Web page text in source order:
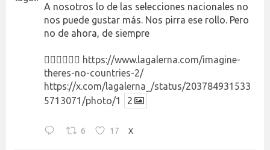
A nosotros lo de las selecciones nacionales no
nos puede gustar más. Nos pirra ese rollo. Pero
no de ahora, de siempre
👉🏻👉🏻👉🏻 https://www.lagalerna.com/imagine-
theres-no-countries-2/
https://x.com/lagalerna_/status/203784931533
5713071/photo/1
2
6 17 X